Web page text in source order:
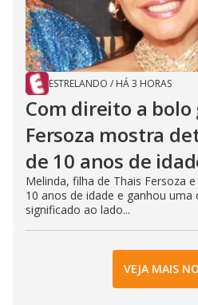
ESTRELANDO / HÁ 3 HORAS
Com direito a
Fersoza mostra
de 10 anos de
Melinda, filha de Thais Fersoza
10 anos de idade e ganhou
significado ao lado...
VEJA MAIS